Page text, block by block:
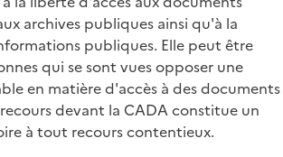
archives publiques ainsi qu'à la
publiques. Elle peut être
qui se sont vues opposer une
en matière d'accès à des documents
devant la CADA constitue un
à tout recours contentieux.